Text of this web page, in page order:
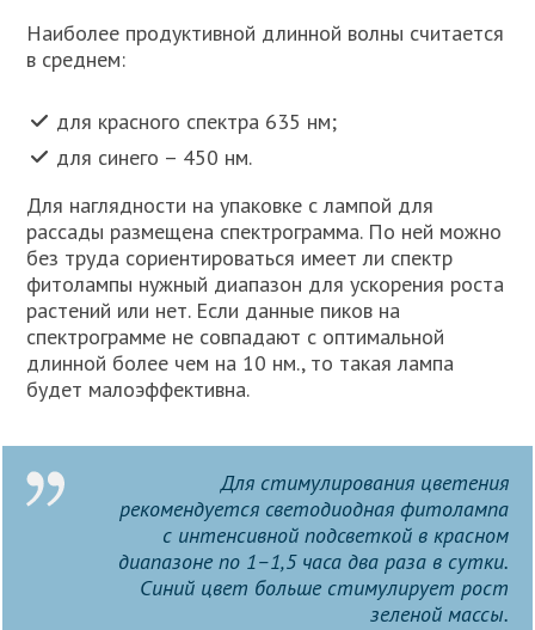
Наиболее продуктивной длинной волны считается
в среднем:
для красного спектра 635 нм;
для синего – 450 нм.
Для наглядности на упаковке с лампой для
рассады размещена спектрограмма. По ней можно
без труда сориентироваться имеет ли спектр
фитолампы нужный диапазон для ускорения роста
растений или нет. Если данные пиков на
спектрограмме не совпадают с оптимальной
длинной более чем на 10 нм., то такая лампа
будет малоэффективна.
Для стимулирования цветения
рекомендуется светодиодная фитолампа
с интенсивной подсветкой в красном
диапазоне по 1–1,5 часа два раза в сутки.
Синий цвет больше стимулирует рост
зеленой массы.